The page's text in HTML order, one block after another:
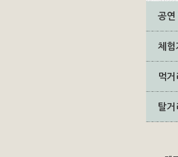
공연
체험
먹거
탈거